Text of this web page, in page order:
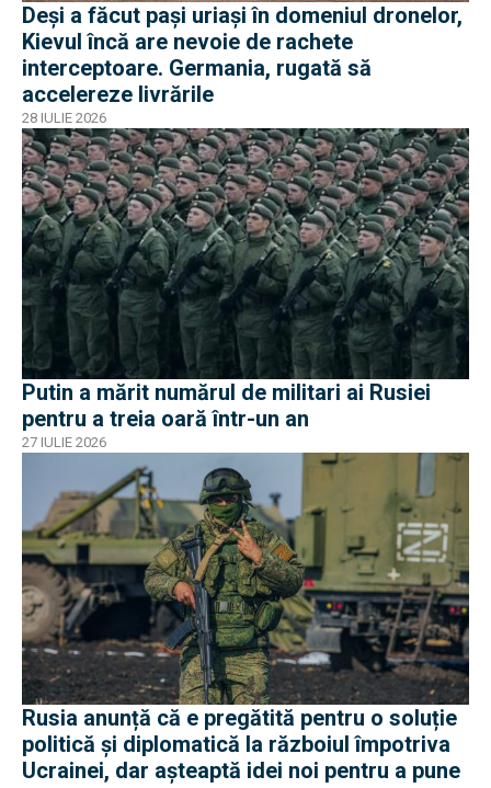
Deși a făcut pași uriași în domeniul dronelor,
Kievul încă are nevoie de rachete
interceptoare. Germania, rugată să
accelereze livrările
28 IULIE 2026
Putin a mărit numărul de militari ai Rusiei
pentru a treia oară într-un an
27 IULIE 2026
Rusia anunță că e pregătită pentru o soluție
politică și diplomatică la războiul împotriva
Ucrainei, dar așteaptă idei noi pentru a pune